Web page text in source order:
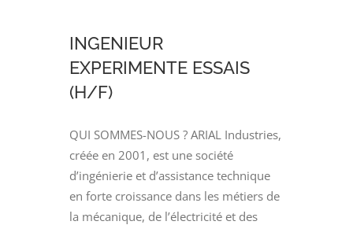
INGENIEUR
EXPERIMENTE ESSAIS
(H/F)
QUI SOMMES-NOUS ? ARIAL Industries,
créée en 2001, est une société
d’ingénierie et d’assistance technique
en forte croissance dans les métiers de
la mécanique, de l’électricité et des